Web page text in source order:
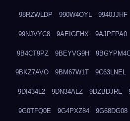
98RZWLDP 990W4OYL 9940JJHF
99NJVYC8 9AEIGFHX 9AJPFPA0
9B4CT9PZ 9BEYVG9H
9BKZ7AVO 9BM67W1T 9C63LNEL
9DI434L2 9DN34ALZ 9DZBDJRE
9G0TFQ0E 9G4PXZ84 9G68DG08